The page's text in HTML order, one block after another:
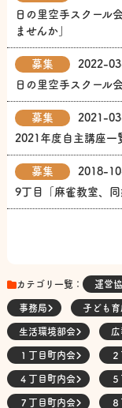
日の里空手スクール
ませんか」
募集
2022-
日の里空手スクール
募集
2021-
2021年度自主講座一
募集
2018-
9丁目「麻雀教室、
カテゴリ一覧： 運営
事務局 子ども
生活環境部会
１丁目町内会
４丁目町内会
７丁目町内会